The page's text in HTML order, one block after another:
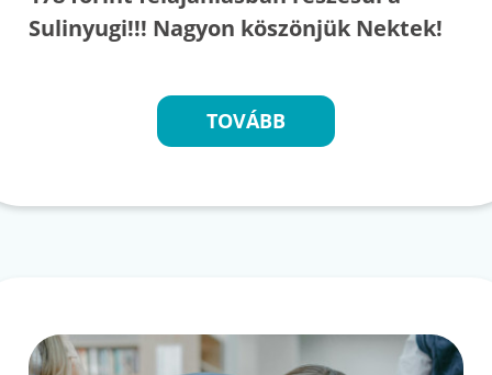
Sulinyugi!!! Nagyon köszönjük Nektek!
TOVÁBB